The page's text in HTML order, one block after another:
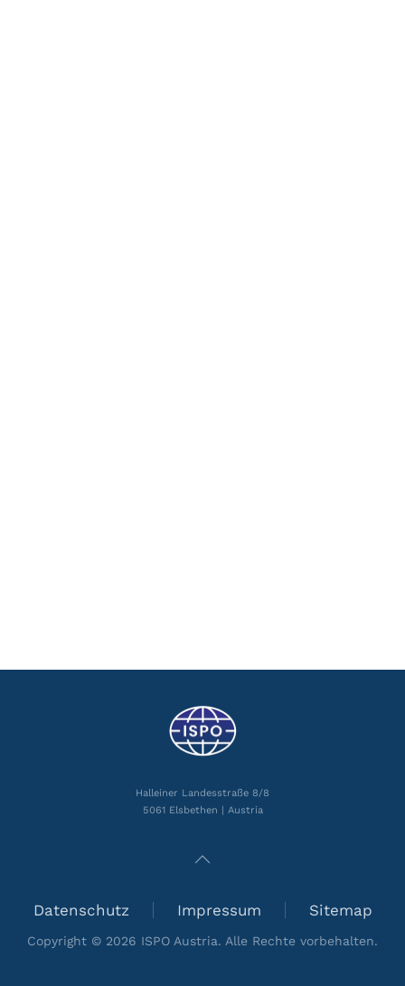
Halleiner Landesstraße 8/8
5061 Elsbethen | Austria
Datenschutz Impressum Sitemap
Copyright © 2026 ISPO Austria. Alle Rechte vorbehalten.